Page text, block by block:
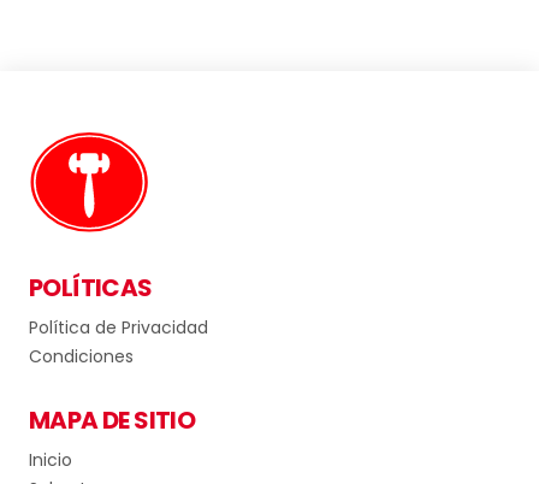
POLÍTICAS
Política de Privacidad
Condiciones
MAPA DE SITIO
Inicio